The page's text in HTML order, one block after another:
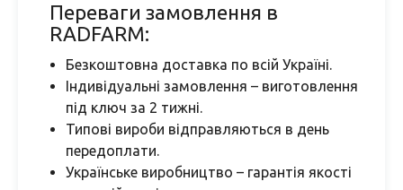
Переваги замовлення в
RADFARM:
Безкоштовна доставка по всій Україні.
Індивідуальні замовлення – виготовлення
під ключ за 2 тижні.
Типові вироби відправляються в день
передоплати.
Українське виробництво – гарантія якості